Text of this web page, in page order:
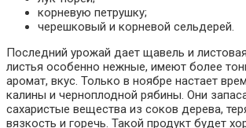
корневую петрушку;
черешковый и корневой сельдерей.
Последний урожай дает щавель и
листья особенно нежные, имеют более
аромат, вкус. Только в ноябре настает
калины и черноплодной рябины. Они
сахаристые вещества из соков дерева,
вязкость и горечь. Такой продукт будет